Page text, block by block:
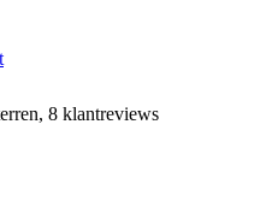
8 klantreviews